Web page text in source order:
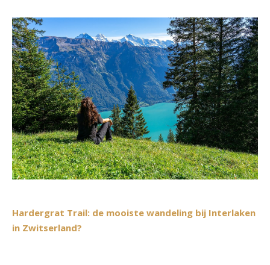
Hardergrat Trail: de mooiste wandeling bij Interlaken
in Zwitserland?